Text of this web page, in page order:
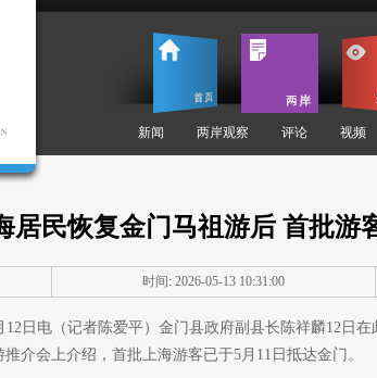
新闻 两岸观察 评论 视频
居民恢复金门马祖游后 首批游
时间: 2026-05-13 10:31:00
12日电（记者陈爱平）金门县政府副县长陈祥麟12日在
介会上介绍，首批上海游客已于5月11日抵达金门。